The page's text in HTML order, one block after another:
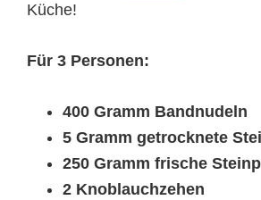
Küche!
Für 3 Personen:
400 Gramm Bandnudeln
5 Gramm getrocknete
250 Gramm frische
2 Knoblauchzehen